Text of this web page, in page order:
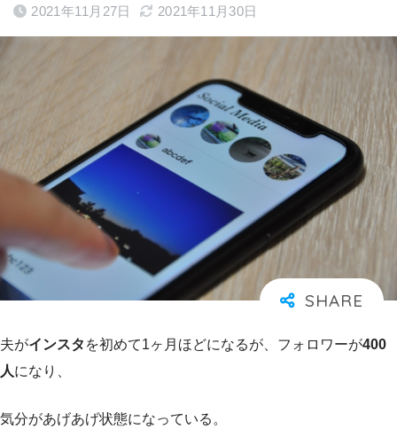
2021年11月27日 2021年11月30日
夫がインスタ を初めて1ヶ月ほどになるが、フォロワーが400
人になり、
気分があげあげ状態になっている。